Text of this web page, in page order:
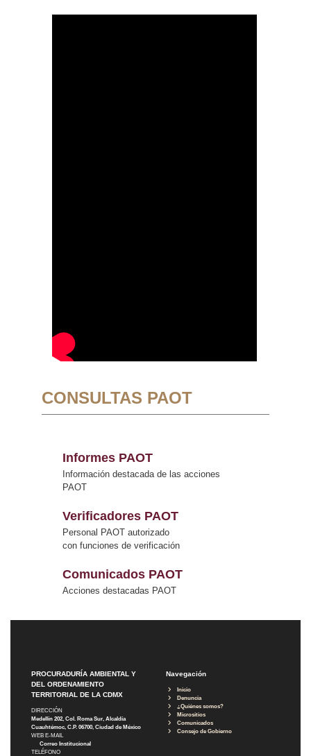
CONSULTAS PAOT
Informes PAOT
Información destacada de las acciones
PAOT
Verificadores PAOT
Personal PAOT autorizado
con funciones de verificación
Comunicados PAOT
Acciones destacadas PAOT
PROCURADURÍA AMBIENTAL Y
DEL ORDENAMIENTO
TERRITORIAL DE LA CDMX
DIRECCIÓN
Medellín 202, Col. Roma Sur, Alcaldía
Cuauhtémoc, C.P. 06700, Ciudad de México
WEB E-MAIL
Correo Institucional
TELÉFONO
Navegación
Inicio
Denuncia
¿Quiénes somos?
Micrositios
Comunicados
Consejo de Gobierno